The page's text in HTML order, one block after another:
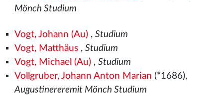
Mönch Studium
Vogt, Johann (Au), Studium
Vogt, Matthäus, Studium
Vogt, Michael (Au), Studium
Vollgruber, Johann Anton Marian (*1686),
Augustinereremit Mönch Studium